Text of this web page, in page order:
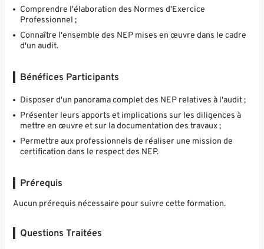
Comprendre l'élaboration des Normes d'Exercice
Professionnel ;
Connaître l'ensemble des NEP mises en œuvre dans le cadre
d'un audit.
Bénéfices Participants
Disposer d'un panorama complet des NEP relatives à l'audit ;
Présenter leurs apports et implications sur les diligences à
mettre en œuvre et sur la documentation des travaux ;
Permettre aux professionnels de réaliser une mission de
certification dans le respect des NEP.
Prérequis
Aucun prérequis nécessaire pour suivre cette formation.
Questions Traitées